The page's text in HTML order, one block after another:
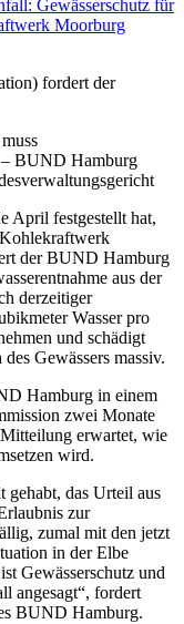
Gewässerschutz für
Moorburg
fordert der
– BUND Hamburg
April festgestellt hat,
der BUND Hamburg
aus der
derzeitiger
Wasser pro
und schädigt
Gewässers massiv.
Hamburg in einem
zwei Monate
erwartet, wie
wird.
gehabt, das Urteil aus
zur
zumal mit den jetzt
in der Elbe
Gewässerschutz und
angesagt“, fordert
BUND Hamburg.